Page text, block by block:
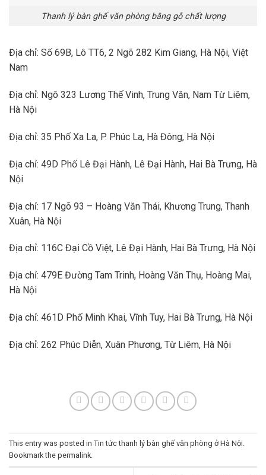
Thanh lý bàn ghế văn phòng bằng gỗ chất lượng
Địa chỉ: Số 69B, Lô TT6, 2 Ngõ 282 Kim Giang, Hà Nội, Việt
Nam
Địa chỉ: Ngõ 323 Lương Thế Vinh, Trung Văn, Nam Từ Liêm,
Hà Nội
Địa chỉ: 35 Phố Xa La, P. Phúc La, Hà Đông, Hà Nội
Địa chỉ: 49D Phố Lê Đại Hành, Lê Đại Hành, Hai Bà Trưng, Hà
Nội
Địa chỉ: 17 Ngõ 93 – Hoàng Văn Thái, Khương Trung, Thanh
Xuân, Hà Nội
Địa chỉ: 116C Đại Cồ Việt, Lê Đại Hành, Hai Bà Trưng, Hà Nội
Địa chỉ: 479E Đường Tam Trinh, Hoàng Văn Thụ, Hoàng Mai,
Hà Nội
Địa chỉ: 461D Phố Minh Khai, Vĩnh Tuy, Hai Bà Trưng, Hà Nội
Địa chỉ: 262 Phúc Diễn, Xuân Phương, Từ Liêm, Hà Nội
This entry was posted in Tin tức thanh lý bàn ghế văn phòng ở Hà Nội
Bookmark the permalink